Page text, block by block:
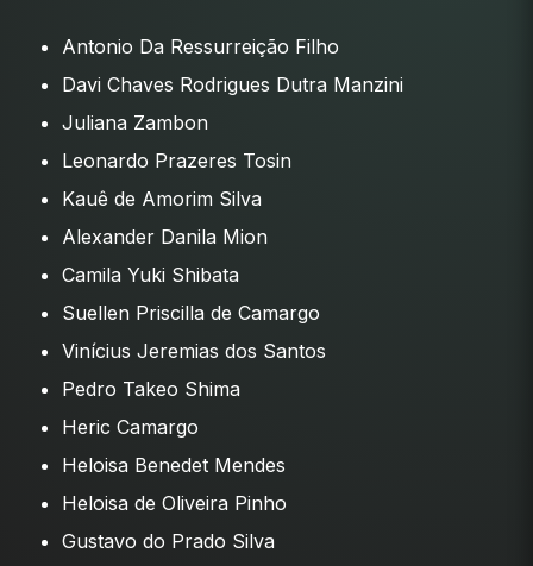
Antonio Da Ressurreição Filho
Davi Chaves Rodrigues Dutra Manzini
Juliana Zambon
Leonardo Prazeres Tosin
Kauê de Amorim Silva
Alexander Danila Mion
Camila Yuki Shibata
Suellen Priscilla de Camargo
Vinícius Jeremias dos Santos
Pedro Takeo Shima
Heric Camargo
Heloisa Benedet Mendes
Heloisa de Oliveira Pinho
Gustavo do Prado Silva